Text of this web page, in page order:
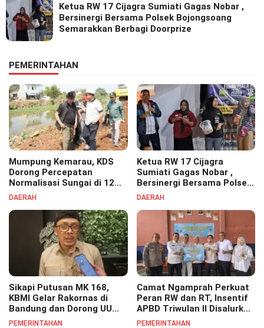
Ketua RW 17 Cijagra Sumiati Gagas Nobar ,
Bersinergi Bersama Polsek Bojongsoang
Semarakkan Berbagi Doorprize
PEMERINTAHAN
Mumpung Kemarau, KDS
Dorong Percepatan
Normalisasi Sungai di 12
Kecamatan Tekan Resiko
DAERAH
Ketua RW 17 Cijagra
Sumiati Gagas Nobar ,
Bersinergi Bersama Polsek
Bojongsoang Semarakkan
DAERAH
Sikapi Putusan MK 168,
KBMI Gelar Rakornas di
Bandung dan Dorong UU
Perlindungan Pekerja
PEMERINTAHAN
Camat Ngamprah Perkuat
Peran RW dan RT, Insentif
APBD Triwulan II Disalurkan
untuk Tingkatkan
PEMERINTAHAN